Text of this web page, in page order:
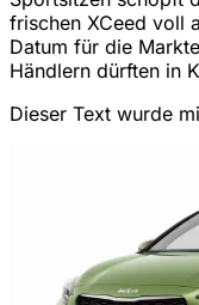
frischen XCeed voll
Datum für die
Händlern dürften in
Dieser Text wurde